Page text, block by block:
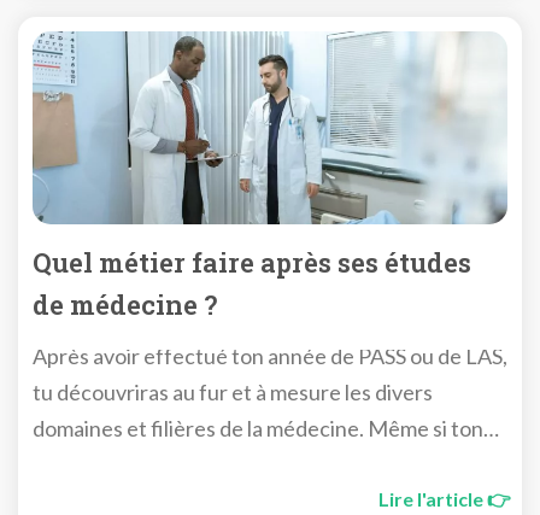
Quel métier faire après ses études
de médecine ?
Après avoir effectué ton année de PASS ou de LAS,
tu découvriras au fur et à mesure les divers
domaines et filières de la médecine. Même si ton
auras plusieurs occasions d’observer lesLire l'article 👉